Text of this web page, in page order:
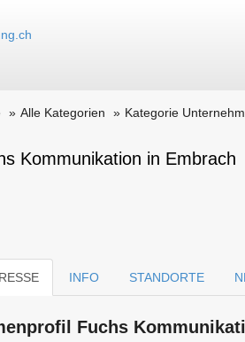
Alle Kategorien Kategorie
Kommunikation in Embrach
INFO STANDORTE
Fuchs